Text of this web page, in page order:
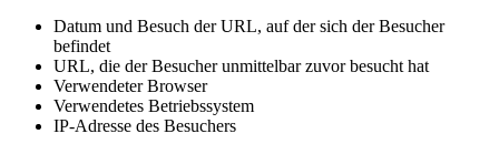
Datum und Besuch der URL, auf der sich der Besucher
befindet
URL, die der Besucher unmittelbar zuvor besucht hat
Verwendeter Browser
Verwendetes Betriebssystem
IP-Adresse des Besuchers